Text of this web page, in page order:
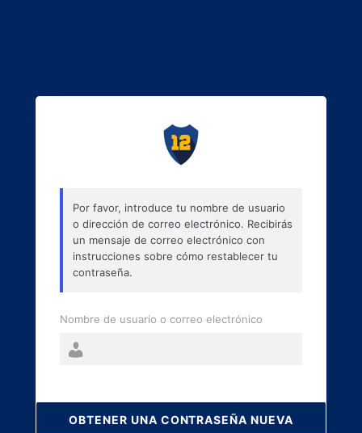
perdida
Por favor, introduce tu nombre de usuario
o dirección de correo electrónico. Recibirás
un mensaje de correo electrónico con
instrucciones sobre cómo restablecer tu
contraseña.
Nombre de usuario o correo electrónico